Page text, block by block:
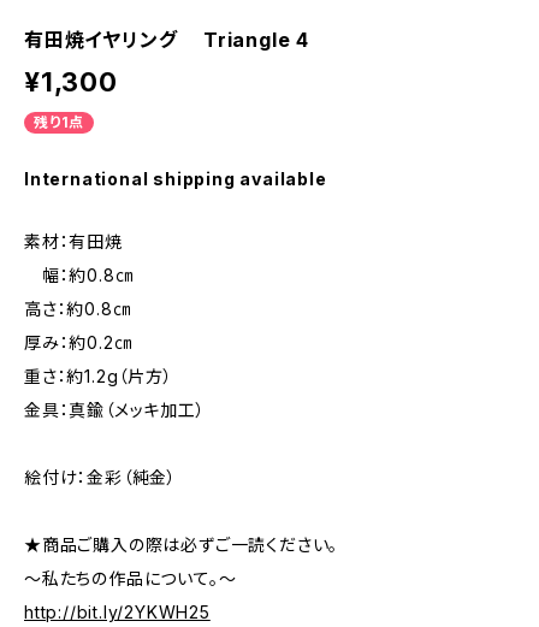
有田焼イヤリング Triangle 4
¥1,300
残り1点
International shipping available
素材：有田焼
幅：約0.8㎝
高さ：約0.8㎝
厚み：約0.2㎝
重さ：約1.2g（片方）
金具：真鍮（メッキ加工）
絵付け：金彩（純金）
★商品ご購入の際は必ずご一読ください。
～私たちの作品について。～
http://bit.ly/2YKWH25